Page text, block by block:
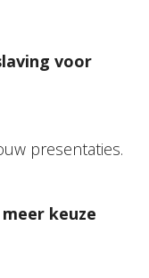
voor
presentaties.
keuze